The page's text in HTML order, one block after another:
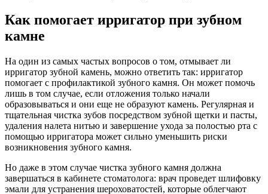
Как помогает ирригатор при зубном
камне
На один из самых частых вопросов о том, отмывает ли
ирригатор зубной камень, можно ответить так: ирригатор
помогает с профилактикой зубного камня. Он может помочь
лишь в том случае, если отложения только начали
образовываться и они еще не образуют камень. Регулярная и
тщательная чистка зубов посредством зубной щетки и пасты,
удаления налета нитью и завершение ухода за полостью рта с
помощью ирригатора может сильно уменьшить риски
возникновения зубного камня.
Но даже в этом случае чистка зубного камня должна
завершаться в кабинете стоматолога: врач проведет шлифовку
эмали для устранения шероховатостей, которые облегчают